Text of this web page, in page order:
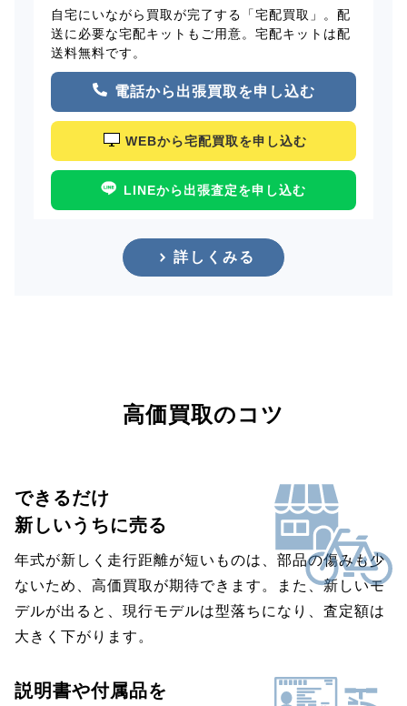
自宅にいながら買取が完了する「宅配買取」。配
送に必要な宅配キットもご用意。宅配キットは配
送料無料です。
電話から出張買取を申し込む
WEBから宅配買取を申し込む
LINEから出張査定を申し込む
詳しくみる
高価買取のコツ
できるだけ
新しいうちに売る
年式が新しく走行距離が短いものは、部品の傷みも少
ないため、高価買取が期待できます。また、新しいモ
デルが出ると、現行モデルは型落ちになり、査定額は
大きく下がります。
説明書や付属品を